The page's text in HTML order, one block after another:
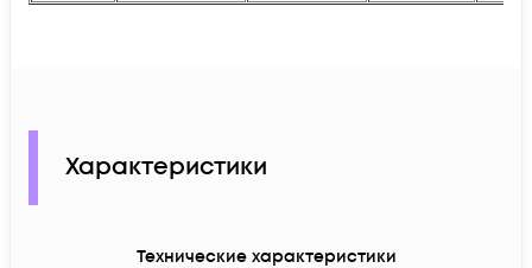
Характеристики
Технические характеристики